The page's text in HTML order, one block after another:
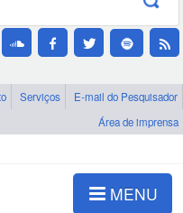
Serviços
E-mail do Pesquisador
Área de imprensa
MENU